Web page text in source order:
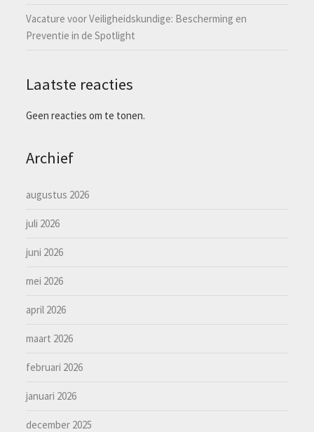
Vacature voor Veiligheidskundige: Bescherming en
Preventie in de Spotlight
Laatste reacties
Geen reacties om te tonen.
Archief
augustus 2026
juli 2026
juni 2026
mei 2026
april 2026
maart 2026
februari 2026
januari 2026
december 2025